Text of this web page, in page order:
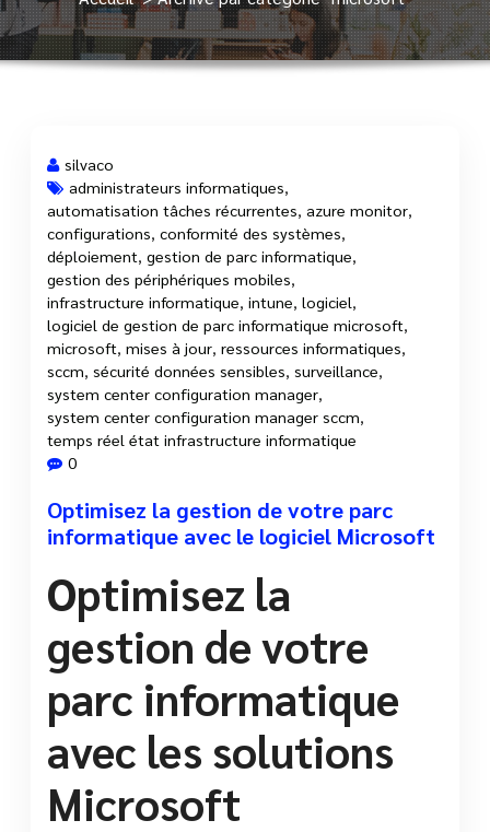
16 Fév, 2025
silvaco
administrateurs informatiques
automatisation tâches récurrentes azure monitor
configurations conformité des systèmes
déploiement gestion de parc informatique
gestion des périphériques mobiles
infrastructure informatique intune logiciel
logiciel de gestion de parc informatique microsoft
microsoft mises à jour ressources informatiques
sccm sécurité données sensibles surveillance
system center configuration manager
system center configuration manager sccm
temps réel état infrastructure informatique
0
Optimisez la gestion de votre parc
informatique avec le logiciel Microsoft
Optimisez la
gestion de votre
parc informatique
avec les solutions
Microsoft